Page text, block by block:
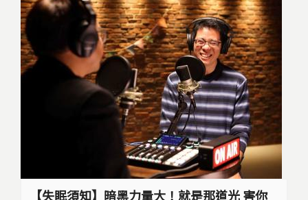
【失眠須知】暗黑力量大！就是那道光 害你